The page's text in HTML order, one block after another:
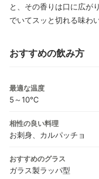
と、その香りは口に広が
でいてスッと切れる味わい
おすすめの飲み方
最適な温度
5～10℃
相性の良い料理
お刺身、カルパッチョ
おすすめのグラス
ガラス製ラッパ型